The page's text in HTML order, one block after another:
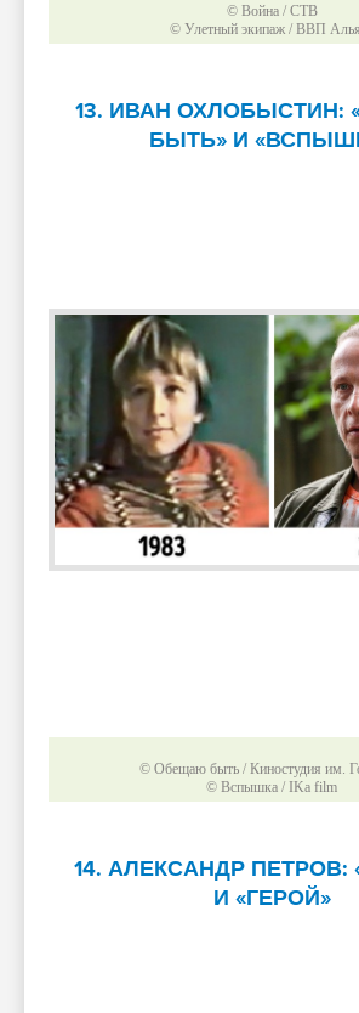
© Война / СТВ
© Улетный экипаж / ВВП
13. ИВАН
БЫТЬ» И
© Обещаю быть / Киностудия им.
© Вспышка / IKa film
14. АЛЕКСАНДР ПЕТРОВ:
И «ГЕРОЙ»